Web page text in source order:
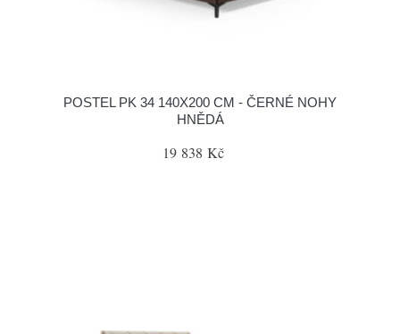
POSTEL PK 34 140X200 CM - ČERNÉ NOHY
HNĚDÁ
19 838 Kč